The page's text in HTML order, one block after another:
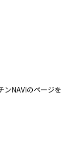
ンNAVIのページを